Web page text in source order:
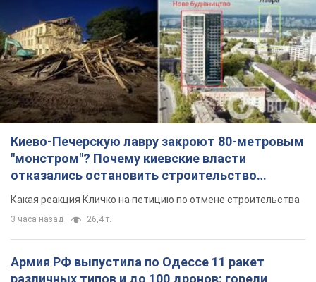
Киево-Печерскую лавру закроют 80-метровым
"монстром"? Почему киевские власти
отказались остановить строительство
небоскреба "московского верующего"
Какая реакция Кличко на петицию по отмене строительства
3 часа назад 26,4 т.
Армия РФ выпустила по Одессе 11 ракет
различных типов и до 100 дронов: горели